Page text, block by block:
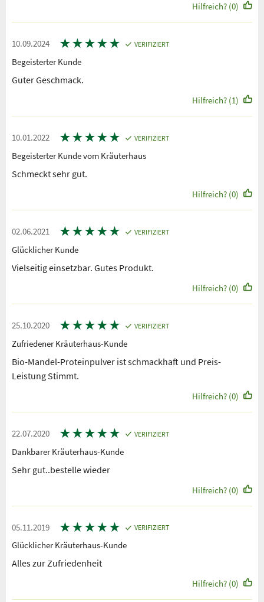
Hilfreich? (0)
10.09.2024 ★★★★★ VERIFIZIERT
Begeisterter Kunde
Guter Geschmack.
Hilfreich? (1)
10.01.2022 ★★★★★ VERIFIZIERT
Begeisterter Kunde vom Kräuterhaus
Schmeckt sehr gut.
Hilfreich? (0)
02.06.2021 ★★★★★ VERIFIZIERT
Glücklicher Kunde
Vielseitig einsetzbar. Gutes Produkt.
Hilfreich? (0)
25.10.2020 ★★★★★ VERIFIZIERT
Zufriedener Kräuterhaus-Kunde
Bio-Mandel-Proteinpulver ist schmackhaft und Preis-
Leistung Stimmt.
Hilfreich? (0)
22.07.2020 ★★★★★ VERIFIZIERT
Dankbarer Kräuterhaus-Kunde
Sehr gut..bestelle wieder
Hilfreich? (0)
05.11.2019 ★★★★★ VERIFIZIERT
Glücklicher Kräuterhaus-Kunde
Alles zur Zufriedenheit
Hilfreich? (0)